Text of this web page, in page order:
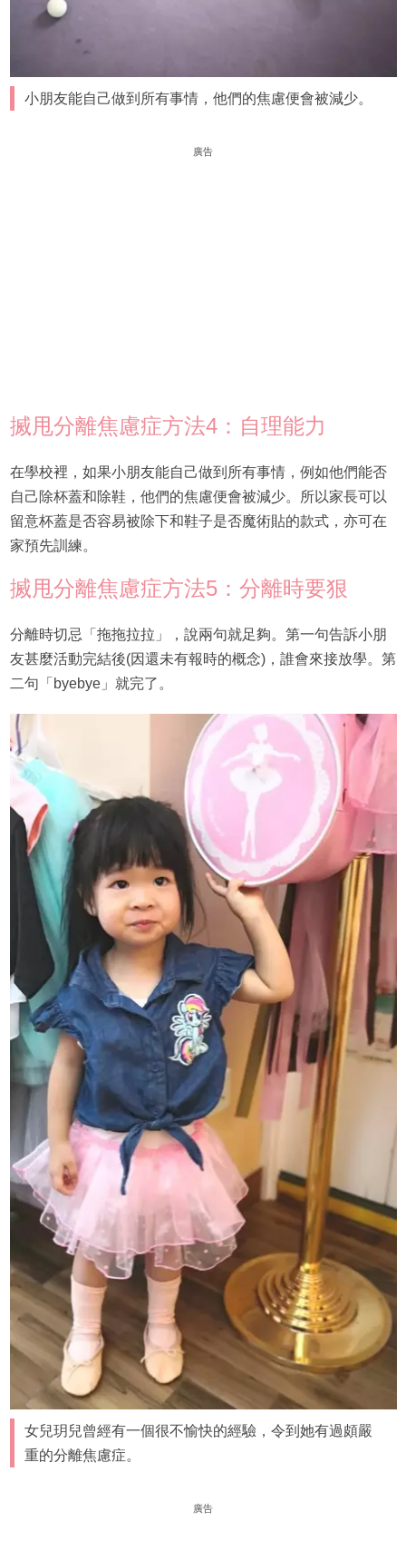
小朋友能自己做到所有事情，他們的焦慮便會被減少。
廣告
搣甩分離焦慮症方法4：自理能力
在學校裡，如果小朋友能自己做到所有事情，例如他們能否
自己除杯蓋和除鞋，他們的焦慮便會被減少。所以家長可以
留意杯蓋是否容易被除下和鞋子是否魔術貼的款式，亦可在
家預先訓練。
搣甩分離焦慮症方法5：分離時要狠
分離時切忌「拖拖拉拉」，說兩句就足夠。第一句告訴小朋
友甚麼活動完結後(因還未有報時的概念)，誰會來接放學。第
二句「byebye」就完了。
女兒玥兒曾經有一個很不愉快的經驗，令到她有過頗嚴
重的分離焦慮症。
廣告